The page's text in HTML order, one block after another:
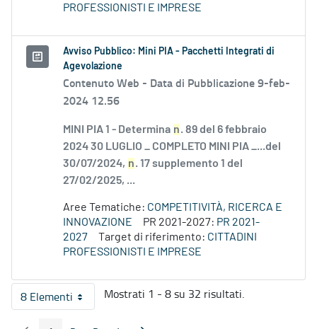
PROFESSIONISTI E IMPRESE
Avviso Pubblico: Mini PIA - Pacchetti Integrati di
Agevolazione
Contenuto Web - Data di Pubblicazione 9-feb-
2024 12.56
MINI PIA 1 - Determina n. 89 del 6 febbraio
2024 30 LUGLIO _ COMPLETO MINI PIA _...del
30/07/2024, n. 17 supplemento 1 del
27/02/2025, ...
Aree Tematiche: COMPETITIVITÀ, RICERCA E
INNOVAZIONE
PR 2021-2027: PR 2021-
2027
Target di riferimento: CITTADINI
PROFESSIONISTI E IMPRESE
8 ElementiPer pagina
Mostrati 1 - 8 su 32 risultati.